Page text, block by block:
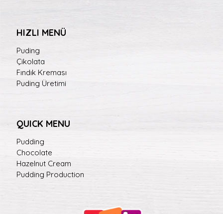
HIZLI MENÜ
Puding
Çikolata
Fındık Kreması
Puding Üretimi
QUICK MENU
Pudding
Chocolate
Hazelnut Cream
Pudding Production